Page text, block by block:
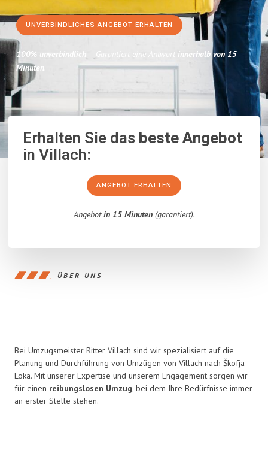
UNVERBINDLICHES ANGEBOT ERHALTEN
100% unverbindlich – Garantiert eine Antwort innerhalb von 15
Minuten.
Erhalten Sie dasbeste Angebot
in Villach:
ANGEBOT ERHALTEN
Angebotin 15 Minuten(garantiert).
ÜBER UNS
Bei Umzugsmeister Ritter Villach sind wir spezialisiert auf die
Planung und Durchführung von Umzügen von Villach nach Škofja
Loka. Mit unserer Expertise und unserem Engagement sorgen wir
für einen reibungslosen Umzug, bei dem Ihre Bedürfnisse immer
an erster Stelle stehen.